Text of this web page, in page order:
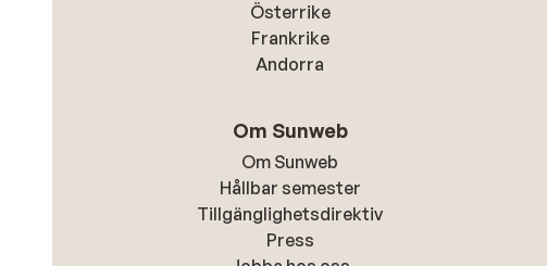
Österrike
Frankrike
Andorra
Om Sunweb
Om Sunweb
Hållbar semester
Tillgänglighetsdirektiv
Press